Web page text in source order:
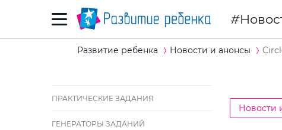
Развитие ребенка Новости и анонсы
ПРАКТИЧЕСКИЕ ЗАДАНИЯ
ГЕНЕРАТОРЫ ЗАДАНИЙ
Новости